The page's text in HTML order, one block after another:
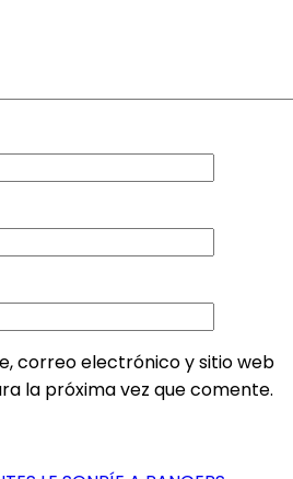
correo electrónico y sitio web
la próxima vez que comente.